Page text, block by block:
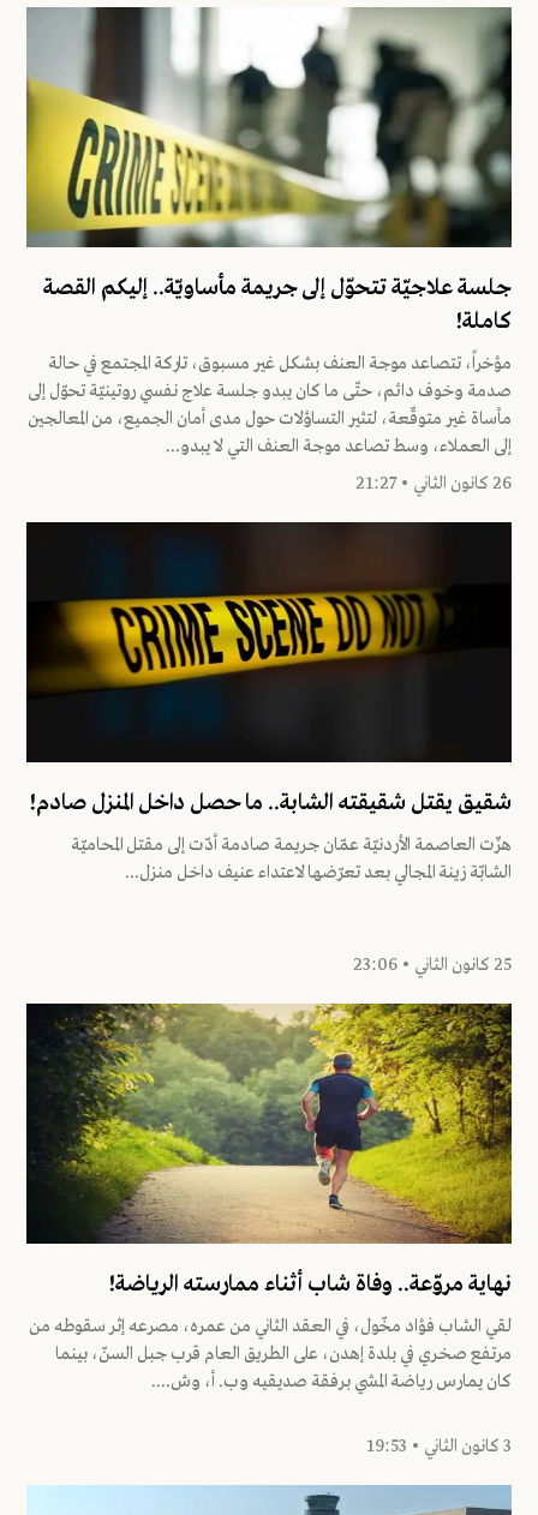
جلسة علاجيّة تتحوّل إلى جريمة مأساويّة.. إليكم القصة
كاملة!
مؤخراً، تتصاعد موجة العنف بشكل غير مسبوق، تاركة المجتمع في حالة
صدمة وخوف دائم، حتّى ما كان يبدو جلسة علاج نفسي روتينيّة تحوّل إلى
مأساة غير متوقّعة، لتثير التساؤلات حول مدى أمان الجميع، من المعالجين
إلى العملاء، وسط تصاعد موجة العنف التي لا يبدو...
26 كانون الثاني • 21:27
شقيق يقتل شقيقته الشابة.. ما حصل داخل المنزل صادم!
هزّت العاصمة الأردنيّة عمّان جريمة صادمة أدّت إلى مقتل المحاميّة
الشابّة زينة المجالي بعد تعرّضها لاعتداء عنيف داخل منزل...
25 كانون الثاني • 23:06
نهاية مروّعة.. وفاة شاب أثناء ممارسته الرياضة!
لقي الشاب فؤاد مخّول، في العقد الثاني من عمره، مصرعه إثر سقوطه من
مرتفع صخري في بلدة إهدن، على الطريق العام قرب جبل السنّ، بينما
كان يمارس رياضة المشي برفقة صديقيه وب. أ، وش....
3 كانون الثاني • 19:53